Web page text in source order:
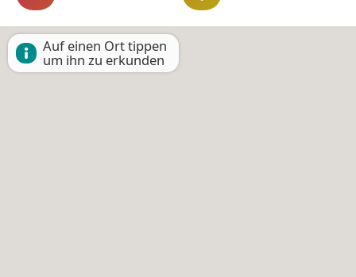
Auf einen Ort tippen
um ihn zu erkunden